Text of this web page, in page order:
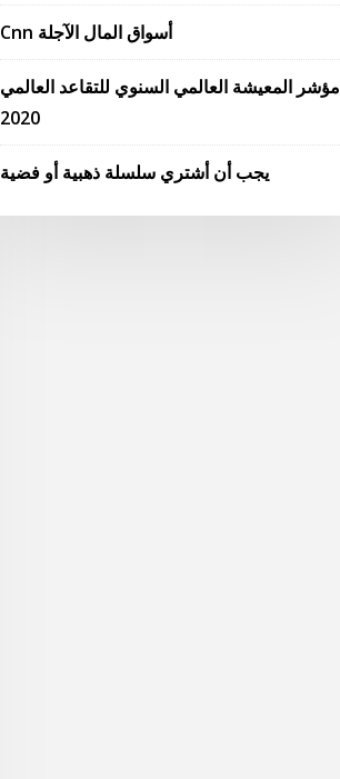
Cnn أسواق المال الآجلة
مؤشر المعيشة العالمي السنوي للتقاعد العالمي
2020
يجب أن أشتري سلسلة ذهبية أو فضية